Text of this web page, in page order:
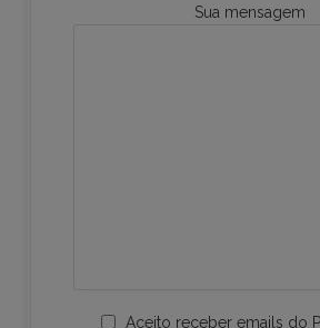
Sua mensagem
Aceito receber emails do